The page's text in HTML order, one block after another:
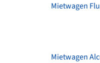
Mietwagen
Mietwagen